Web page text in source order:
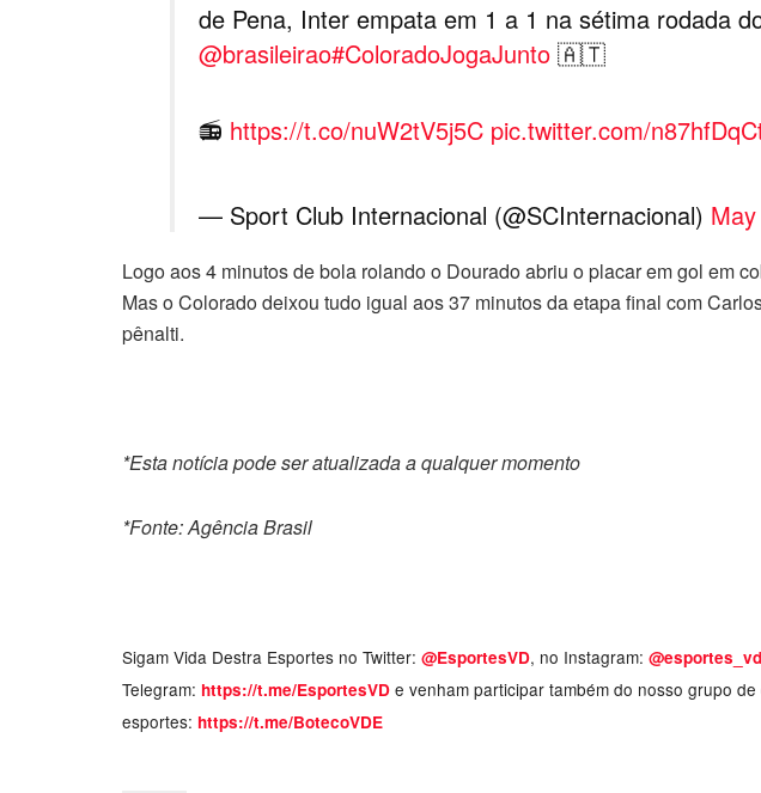
de Pena, Inter empata em 1 a 1 na sétima rodada
@brasileirao#ColoradoJogaJunto 🇦🇹
📻 https://t.co/nuW2tV5j5C pic.twitter.com/
— Sport Club Internacional (@SCInternacional)
Logo aos 4 minutos de bola rolando o Dourado abriu o placar em gol em
Mas o Colorado deixou tudo igual aos 37 minutos da etapa final com
pênalti.
*Esta notícia pode ser atualizada a qualquer momento
*Fonte: Agência Brasil
Sigam Vida Destra Esportes no Twitter: @EsportesVD, no Instagram: @esportes_vd
Telegram: https://t.me/EsportesVD e venham participar também do nosso grupo
esportes: https://t.me/BotecoVDE